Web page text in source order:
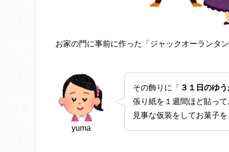
お家の門に事前に作った「ジャックオーランタ
yuma
その飾りに「 ３１日のゆ
張り紙を１週間ほど貼っ
見事な仮装をしてお菓子